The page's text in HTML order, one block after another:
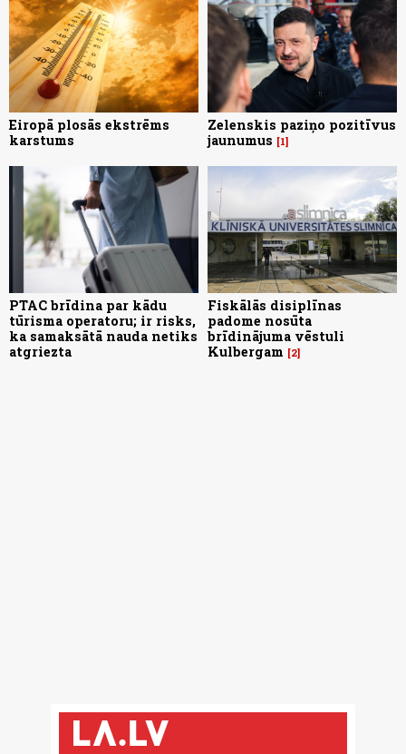
Eiropā plosās ekstrēms
karstums
Zelenskis paziņo pozitīvus
jaunumus
1
PTAC brīdina par kādu
tūrisma operatoru; ir risks,
ka samaksātā nauda netiks
atgriezta
Fiskālās disiplīnas
padome nosūta
brīdinājuma vēstuli
Kulbergam
2